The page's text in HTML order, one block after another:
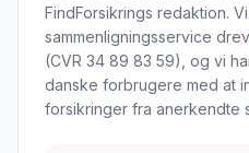
FindForsikrings redaktion.
sammenligningsservice
(CVR 34 89 83 59), og vi
danske forbrugere med at
forsikringer fra anerkendte